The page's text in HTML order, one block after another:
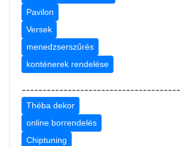
Pavilon
Versek
menedzserszűrés
konténerek rendelése
--------------------------------------
Théba dekor
online borrendelés
Chiptuning